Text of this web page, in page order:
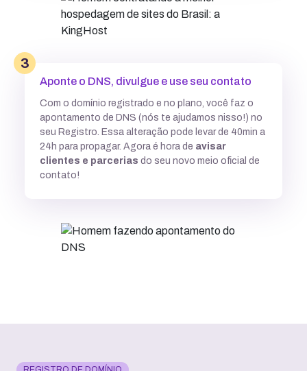
3
Aponte o DNS, divulgue e use seu contato
Com o domínio registrado e no plano, você faz o
apontamento de DNS (nós te ajudamos nisso!) no
seu Registro. Essa alteração pode levar de 40min a
24h para propagar. Agora é hora de avisar
clientes e parcerias do seu novo meio oficial de
contato!